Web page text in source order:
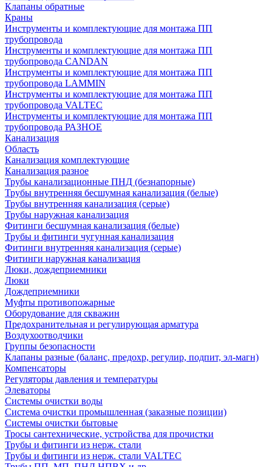
Клапаны обратные
Краны
Инструменты и комплектующие для монтажа ПП
трубопровода
Инструменты и комплектующие для монтажа ПП
трубопровода CANDAN
Инструменты и комплектующие для монтажа ПП
трубопровода LAMMIN
Инструменты и комплектующие для монтажа ПП
трубопровода VALTEC
Инструменты и комплектующие для монтажа ПП
трубопровода РАЗНОЕ
Канализация
Область
Канализация комплектующие
Канализация разное
Трубы канализационные ПНД (безнапорные)
Трубы внутренняя бесшумная канализация (белые)
Трубы внутренняя канализация (серые)
Трубы наружная канализация
Фитинги бесшумная канализация (белые)
Трубы и фитинги чугунная канализация
Фитинги внутренняя канализация (серые)
Фитинги наружная канализация
Люки, дождеприемники
Люки
Дождеприемники
Муфты противопожарные
Оборудование для скважин
Предохранительная и регулирующая арматура
Воздухоотводчики
Группы безопасности
Клапаны разные (баланс, предохр, регулир, подпит, эл-магн)
Компенсаторы
Регуляторы давления и температуры
Элеваторы
Системы очистки воды
Система очистки промышленная (заказные позиции)
Системы очистки бытовые
Тросы сантехнические, устройства для прочистки
Трубы и фитинги из нерж. стали
Трубы и фитинги из нерж. стали VALTEC